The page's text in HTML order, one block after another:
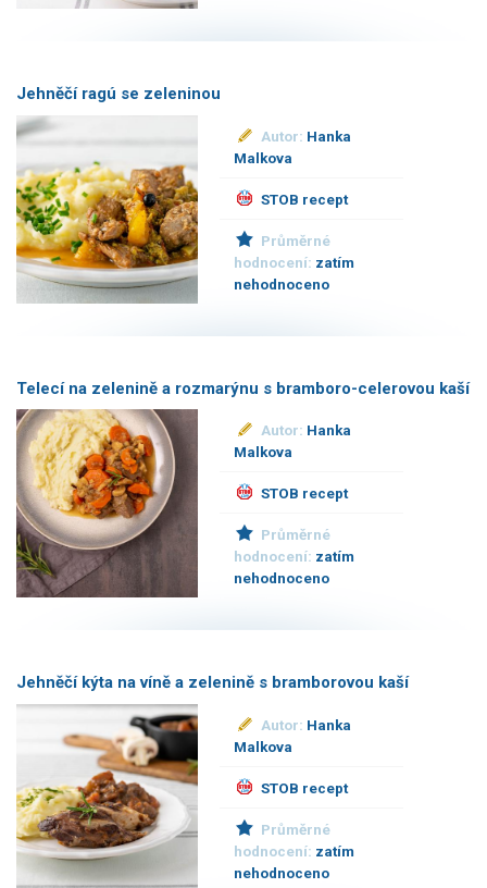
Jehněčí ragú se zeleninou
Autor: Hanka
Malkova
STOB recept
Průměrné
hodnocení: zatím
nehodnoceno
Telecí na zelenině a rozmarýnu s bramboro-celerovou kaší
Autor: Hanka
Malkova
STOB recept
Průměrné
hodnocení: zatím
nehodnoceno
Jehněčí kýta na víně a zelenině s bramborovou kaší
Autor: Hanka
Malkova
STOB recept
Průměrné
hodnocení: zatím
nehodnoceno